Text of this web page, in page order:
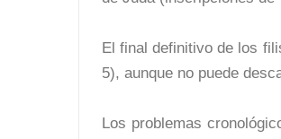
El final definitivo de los
5), aunque no puede
Los problemas